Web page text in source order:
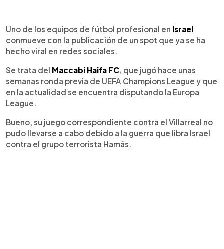
► Escuchar artículo
Uno de los equipos de fútbol profesional en Israel
conmueve con la publicación de un spot que ya se ha
hecho viral en redes sociales.
Se trata del Maccabi Haifa FC, que jugó hace unas
semanas ronda previa de UEFA Champions League y que
en la actualidad se encuentra disputando la Europa
League.
Bueno, su juego correspondiente contra el Villarreal no
pudo llevarse a cabo debido a la guerra que libra Israel
contra el grupo terrorista Hamás.